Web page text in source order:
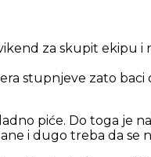
za skupit ekipu i
stupnjeve zato
piće. Do toga je
i dugo treba da